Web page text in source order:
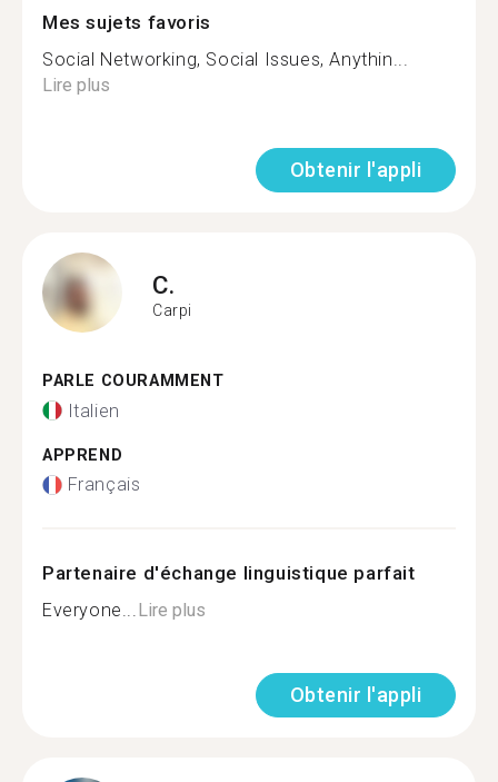
Mes sujets favoris
Social Networking, Social Issues, Anythin...
Lire plus
Obtenir l'appli
C.
Carpi
PARLE COURAMMENT
Italien
APPREND
Français
Partenaire d'échange linguistique parfait
Everyone...Lire plus
Obtenir l'appli